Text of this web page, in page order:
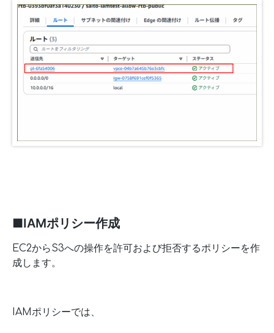
■IAMポリシー作成
EC2からS3への操作を許可および拒否するポリシーを作
成します。
IAMポリシーでは、